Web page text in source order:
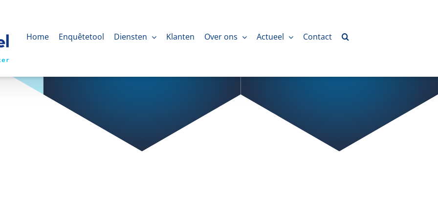
Home Enquêtetool Diensten Klanten Over ons Actueel Contact